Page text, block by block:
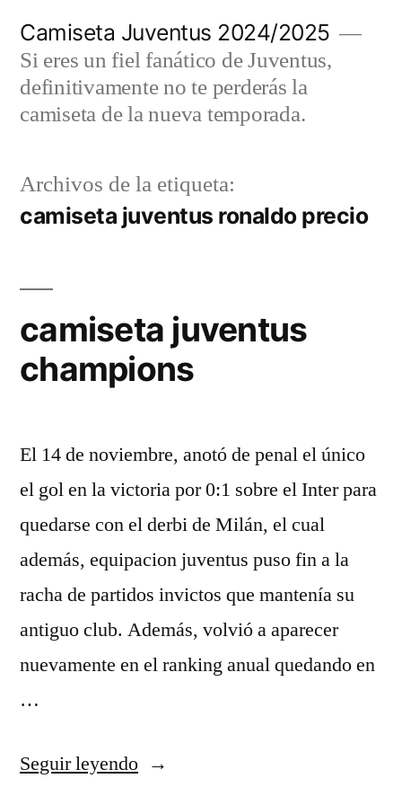
contenido
Camiseta Juventus 2024/2025
Si eres un fiel fanático de Juventus,
definitivamente no te perderás la
camiseta de la nueva temporada.
Archivos de la etiqueta:
camiseta juventus ronaldo precio
camiseta juventus
champions
El 14 de noviembre, anotó de penal el único
el gol en la victoria por 0:1 sobre el Inter para
quedarse con el derbi de Milán, el cual
además, equipacion juventus puso fin a la
racha de partidos invictos que mantenía su
antiguo club. Además, volvió a aparecer
nuevamente en el ranking anual quedando en
…
Seguir leyendo«camiseta